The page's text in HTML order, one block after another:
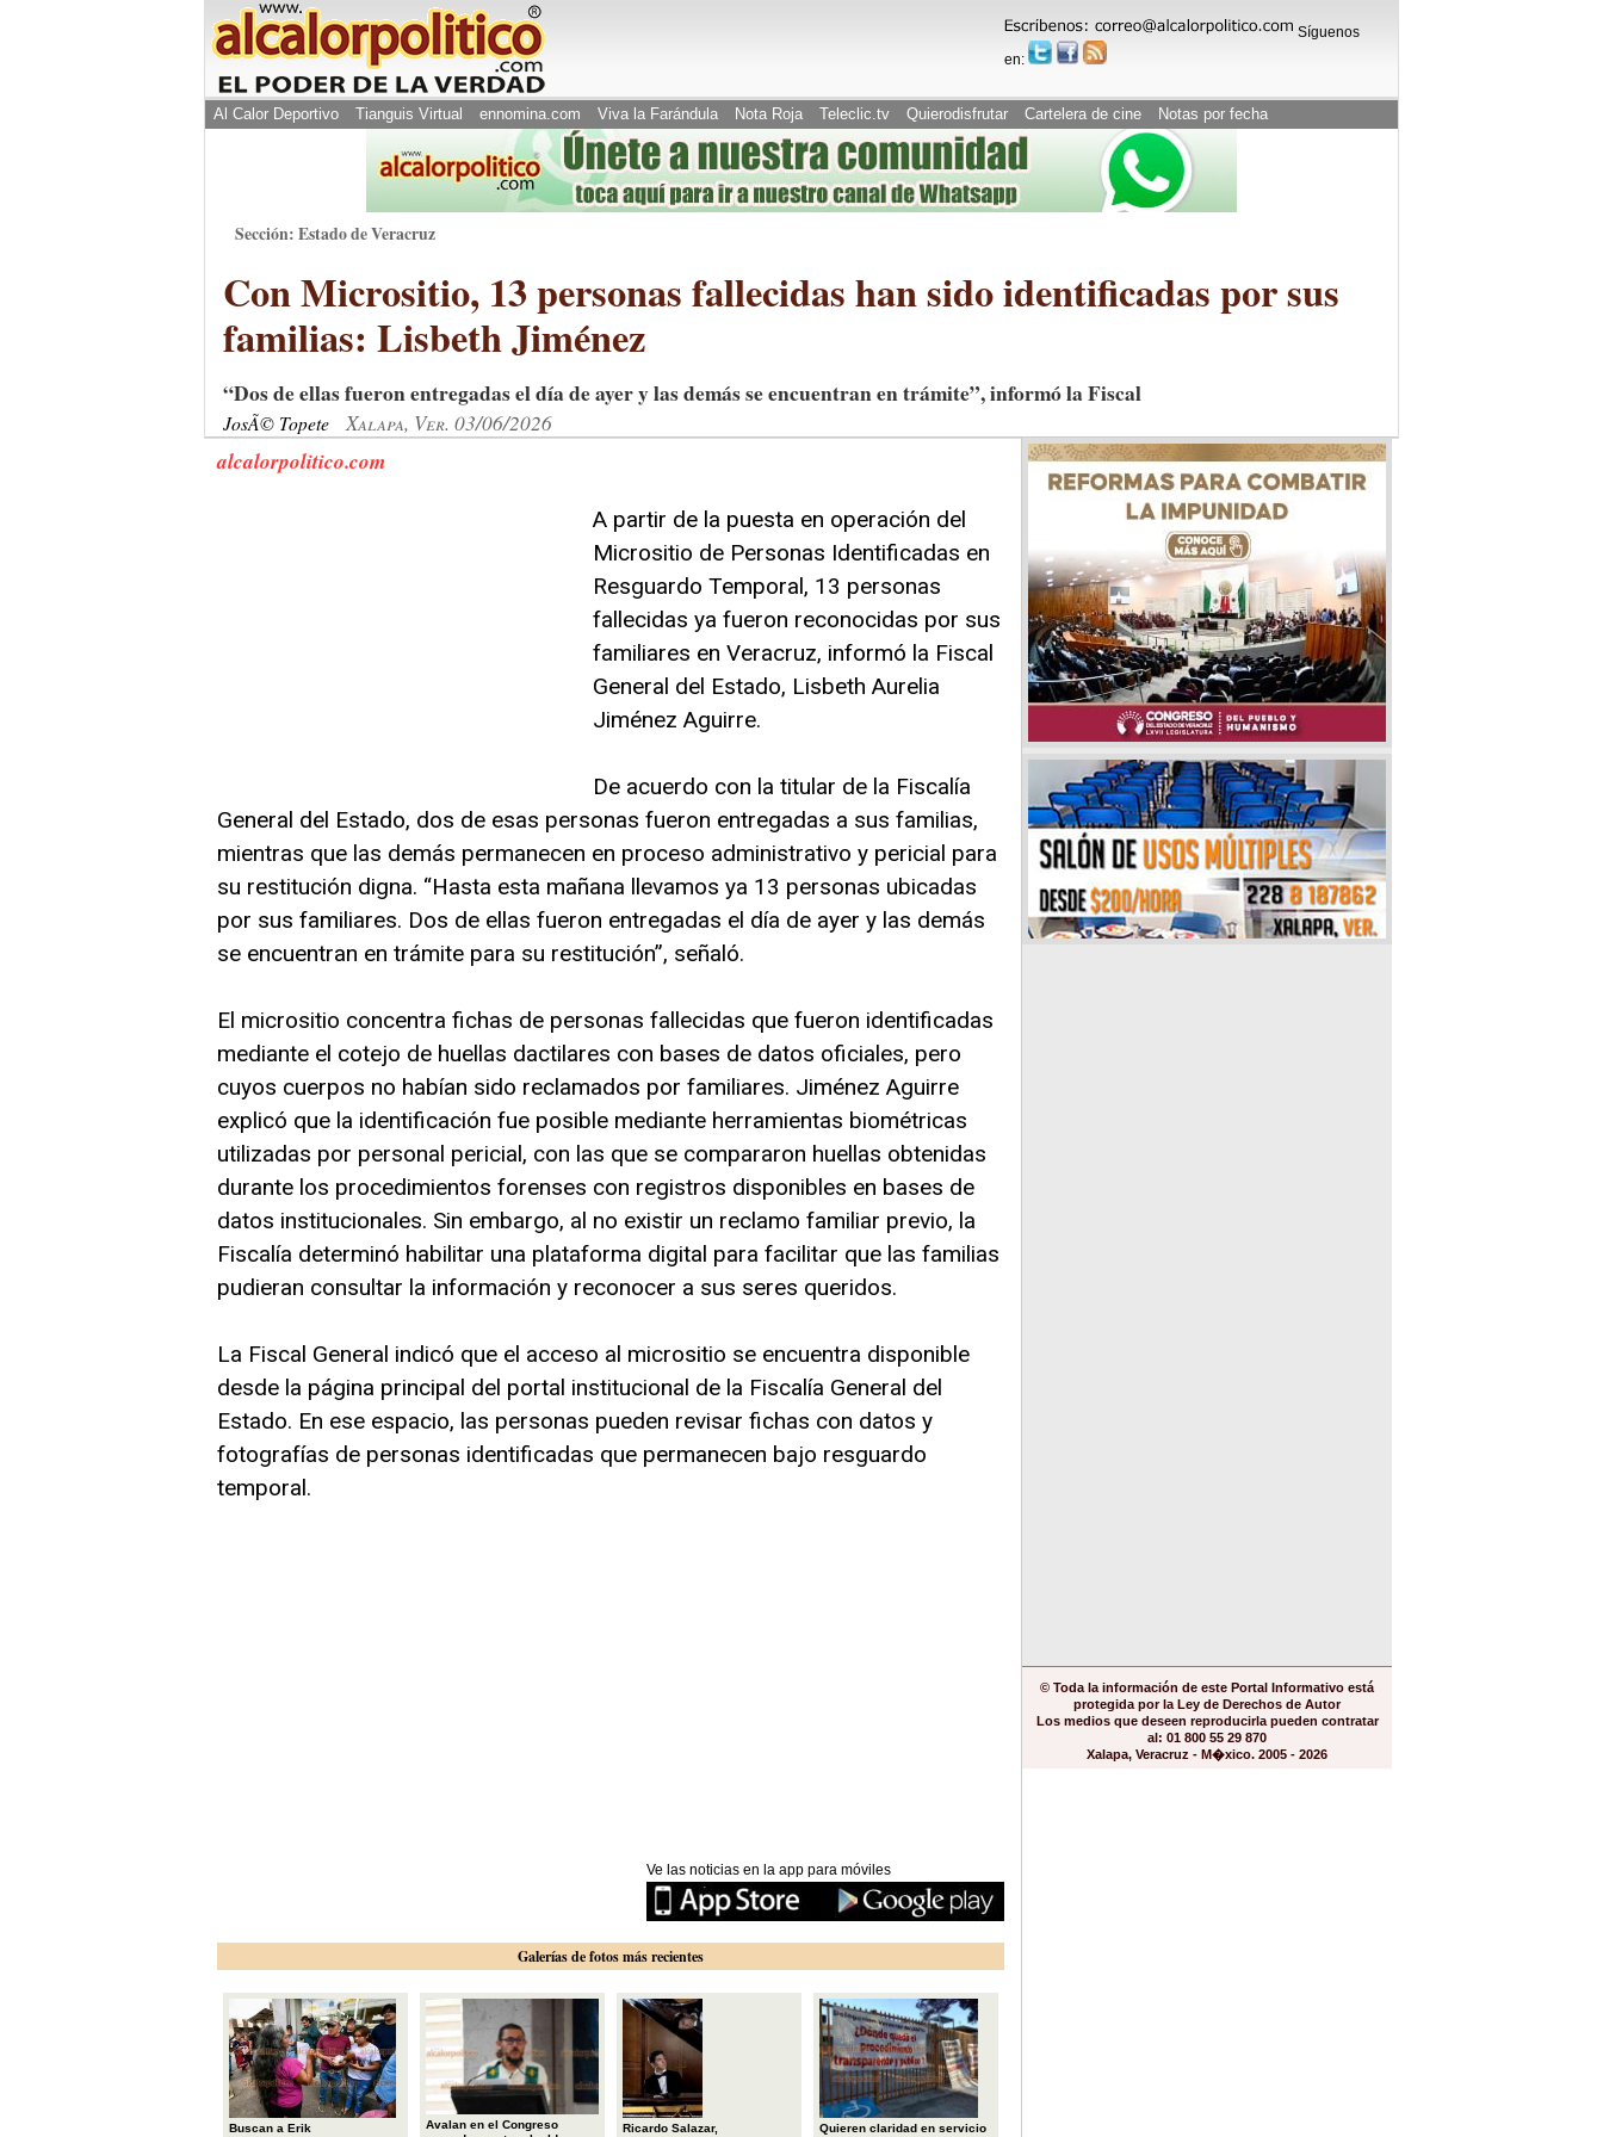
Síguenos
en:
Al Calor Deportivo Tianguis Virtual ennomina.com Viva la Farándula Nota Roja Teleclic.tv Quierodisfrutar Cartelera de cine Notas por fecha
Sección: Estado de Veracruz
Con Micrositio, 13 personas fallecidas han sido identificadas por sus
familias: Lisbeth Jiménez
“Dos de ellas fueron entregadas el día de ayer y las demás se encuentran en trámite”, informó la Fiscal
JosÃ© Topete Xalapa, Ver. 03/06/2026
alcalorpolitico.com
A partir de la puesta en operación del
Micrositio de Personas Identificadas en
Resguardo Temporal, 13 personas
fallecidas ya fueron reconocidas por sus
familiares en Veracruz, informó la Fiscal
General del Estado, Lisbeth Aurelia
Jiménez Aguirre.
De acuerdo con la titular de la Fiscalía
General del Estado, dos de esas personas fueron entregadas a sus familias,
mientras que las demás permanecen en proceso administrativo y pericial para
su restitución digna. “Hasta esta mañana llevamos ya 13 personas ubicadas
por sus familiares. Dos de ellas fueron entregadas el día de ayer y las demás
se encuentran en trámite para su restitución”, señaló.
El micrositio concentra fichas de personas fallecidas que fueron identificadas
mediante el cotejo de huellas dactilares con bases de datos oficiales, pero
cuyos cuerpos no habían sido reclamados por familiares. Jiménez Aguirre
explicó que la identificación fue posible mediante herramientas biométricas
utilizadas por personal pericial, con las que se compararon huellas obtenidas
durante los procedimientos forenses con registros disponibles en bases de
datos institucionales. Sin embargo, al no existir un reclamo familiar previo, la
Fiscalía determinó habilitar una plataforma digital para facilitar que las familias
pudieran consultar la información y reconocer a sus seres queridos.
La Fiscal General indicó que el acceso al micrositio se encuentra disponible
desde la página principal del portal institucional de la Fiscalía General del
Estado. En ese espacio, las personas pueden revisar fichas con datos y
fotografías de personas identificadas que permanecen bajo resguardo
temporal.
Ve las noticias en la app para móviles
Galerías de fotos más recientes
Buscan a Erik
Avalan en el Congreso
Ricardo Salazar,
Quieren claridad en servicio
© Toda la información de este Portal Informativo está
protegida por la Ley de Derechos de Autor
Los medios que deseen reproducirla pueden contratar
al: 01 800 55 29 870
Xalapa, Veracruz - M�xico. 2005 - 2026